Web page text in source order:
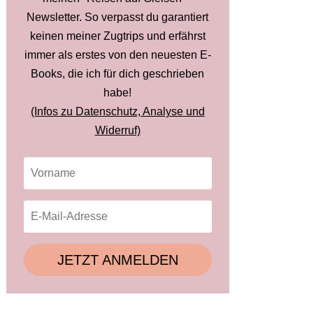
Newsletter. So verpasst du garantiert
keinen meiner Zugtrips und erfährst
immer als erstes von den neuesten E-
Books, die ich für dich geschrieben
habe!
(Infos zu Datenschutz, Analyse und
Widerruf)
JETZT ANMELDEN